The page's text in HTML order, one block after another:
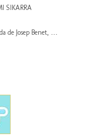
SIKARRA
de Josep Benet, …